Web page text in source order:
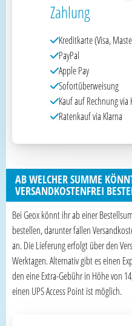
Zahlung
Kreditkarte (Visa,
PayPal
Apple Pay
Sofortüberweisung
Kauf auf Rechnung via
Ratenkauf via Klarna
AB WELCHER SUMME
VERSANDKOSTENFREI
Bei Geox könnt ihr ab einer
bestellen, darunter fallen
an. Die Lieferung erfolgt über den
Werktagen. Alternativ gibt es einen
den eine Extra-Gebühr in Höhe von
einen UPS Access Point ist möglich.